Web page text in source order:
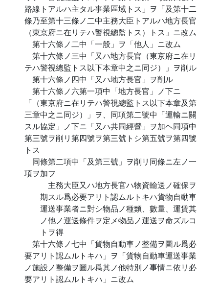
路線トアルハ主タル事業區域トス」ヲ「及第十二
條乃至第十三條ノ二中主務大臣トアルハ地方長官
（東京府ニ在リテハ警視總監トス）トス」ニ改ム
第十六條ノ二中「一般」ヲ「他人」ニ改ム
第十六條ノ三中「又ハ地方長官（東京府ニ在リ
テハ警視總監トス以下本章中之ニ同ジ）」ヲ削ル
第十六條ノ四中「又ハ地方長官」ヲ削ル
第十六條ノ六第一項中「地方長官」ノ下ニ
「（東京府ニ在リテハ警視總監トス以下本章及第
三章中之ニ同ジ）」ヲ、同項第二號中「運輸ニ關
スル協定」ノ下ニ「又ハ共同經營」ヲ加ヘ同項中
第三號ヲ削リ第四號ヲ第三號トシ第五號ヲ第四號
トス
同條第二項中「及第三號」ヲ削リ同條ニ左ノ一
項ヲ加フ
主務大臣又ハ地方長官ハ物資輸送ノ確保ヲ
期スル爲必要アリト認ムルトキハ貨物自動車
運送事業者ニ對シ物品ノ種類、數量、運賃其
ノ他ノ運送條件ヲ定メ物品ノ運送ヲ命ズルコ
トヲ得
第十六條ノ七中「貨物自動車ノ整備ヲ圖ル爲必
要アリト認ムルトキハ」ヲ「貨物自動車運送事業
ノ施設ノ整備ヲ圖ル爲其ノ他特別ノ事情ニ依リ必
要アリト認ムルトキハ」ニ改ム